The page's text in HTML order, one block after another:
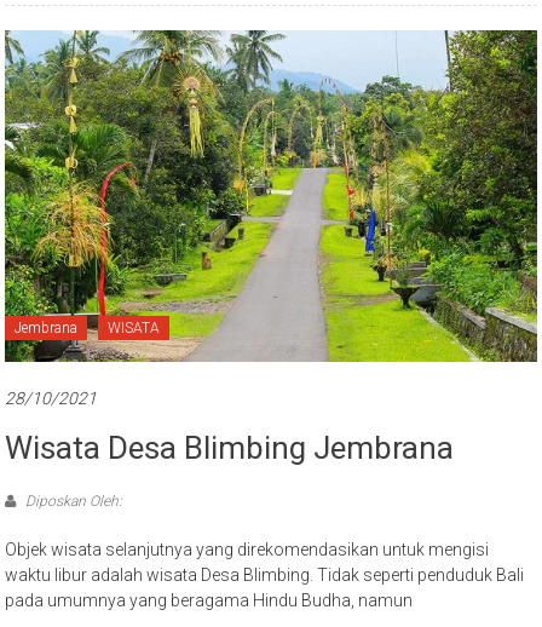
Jembrana WISATA
28/10/2021
Wisata Desa Blimbing Jembrana
Diposkan Oleh:
Objek wisata selanjutnya yang direkomendasikan untuk mengisi
waktu libur adalah wisata Desa Blimbing. Tidak seperti penduduk Bali
pada umumnya yang beragama Hindu Budha, namun